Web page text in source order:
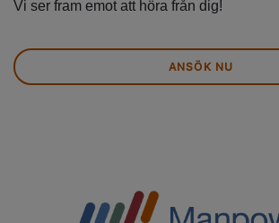
Vi ser fram emot att höra från dig!
ANSÖK NU